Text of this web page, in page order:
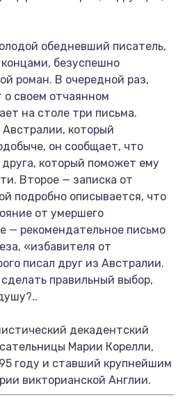
обедневший писатель,
безуспешно
роман. В очередной раз,
о своем отчаянном
на столе три письма.
который
он сообщает, что
который поможет ему
Второе — записка от
подробно описывается, что
от умершего
— рекомендательное письмо
«избавителя от
писал друг из Австралии.
правильный выбор,
декадентский
Марии Корелли,
году и ставший крупнейшим
викторианской Англии.